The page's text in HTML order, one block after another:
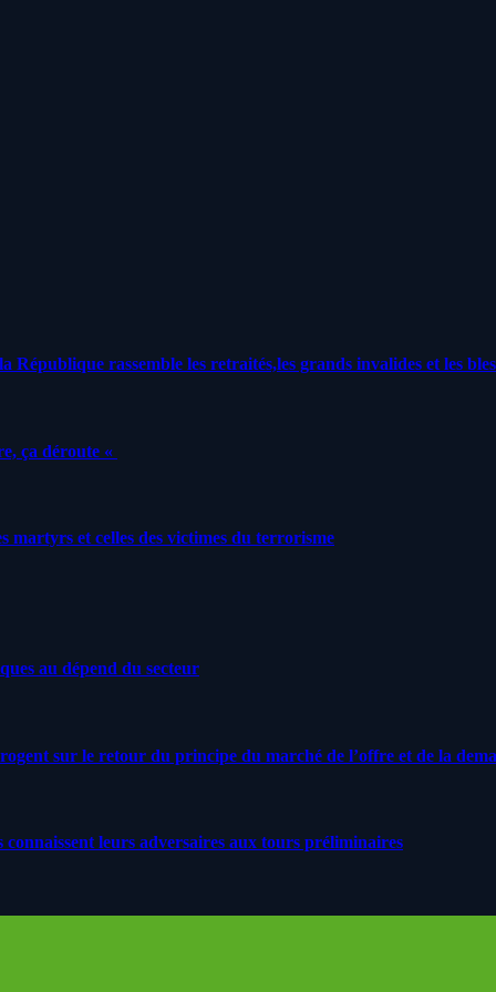
rassemble les retraités,les grands invalides et les
ça déroute «
et celles des victimes du terrorisme
au dépend du secteur
sur le retour du principe du marché de l’offre et de la
leurs adversaires aux tours préliminaires